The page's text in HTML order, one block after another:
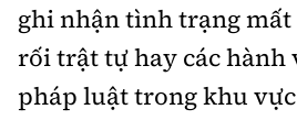
ghi nhận tình trạng mất
rối trật tự hay các hành
pháp luật trong khu